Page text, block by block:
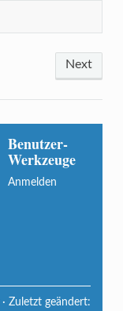
Next
Benutzer-
Werkzeuge
Anmelden
· Zuletzt geändert: